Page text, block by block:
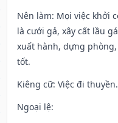
Nên làm: Mọi việc khởi
là cưới gả, xây cất lầu
xuất hành, dựng
tốt.
Kiêng cữ: Việc đi thuyền.
Ngoại lệ: